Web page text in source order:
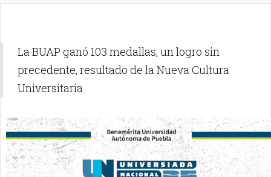
La BUAP ganó 103 medallas, un logro sin
precedente, resultado de la Nueva Cultura
Universitaria